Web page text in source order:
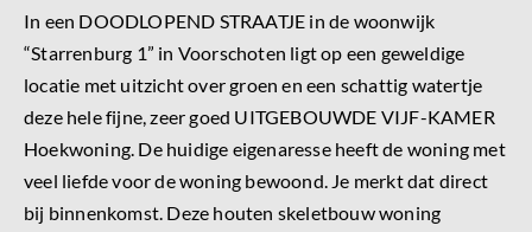
In een DOODLOPEND STRAATJE in de woonwijk
“Starrenburg 1” in Voorschoten ligt op een geweldige
locatie met uitzicht over groen en een schattig watertje
deze hele fijne, zeer goed UITGEBOUWDE VIJF-KAMER
Hoekwoning. De huidige eigenaresse heeft de woning met
veel liefde voor de woning bewoond. Je merkt dat direct
bij binnenkomst. Deze houten skeletbouw woning